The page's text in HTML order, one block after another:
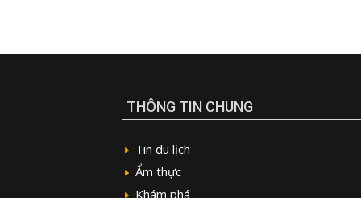
THÔNG TIN CHUNG
Tin du lịch
Ẩm thực
Khám phá